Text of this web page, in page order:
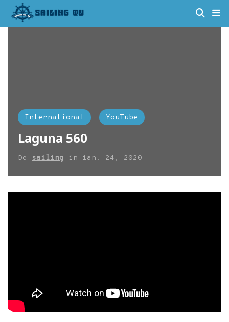
International YouTube
Laguna 560
De sailing in ian. 24, 2020